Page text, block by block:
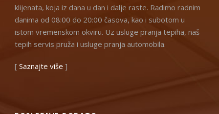
klijenata, koja iz dana u dan i dalje raste. Radimo radnim
danima od 08:00 do 20:00 časova, kao i subotom u
istom vremenskom okviru. Uz usluge pranja tepiha, naš
tepih servis pruža i usluge pranja automobila.
[ Saznajte više ]